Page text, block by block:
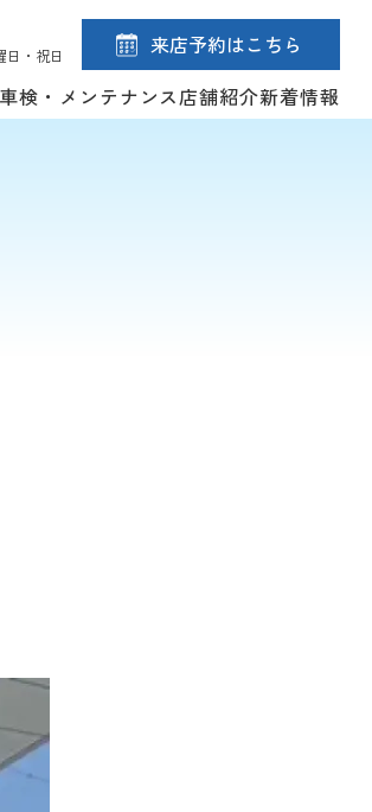
車検・メンテナンス店舗紹介新着情報
日・祝日 来店予約はこちら